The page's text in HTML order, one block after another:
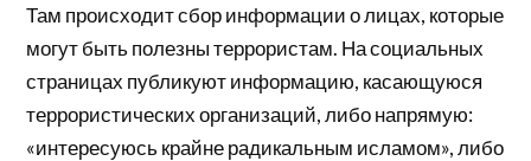
Там происходит сбор информации о лицах, которые
могут быть полезны террористам. На социальных
страницах публикуют информацию, касающуюся
террористических организаций, либо напрямую:
«интересуюсь крайне радикальным исламом», либо